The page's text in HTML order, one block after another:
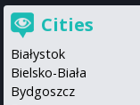
Cities
Białystok
Bielsko-Biała
Bydgoszcz